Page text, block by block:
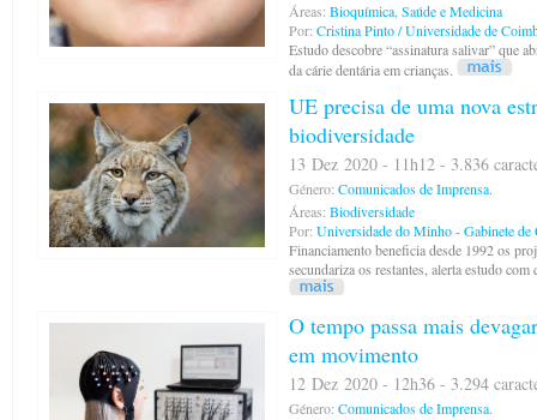
Áreas: Bioquímica Saúde e Medicina
Por: Cristina Pinto / Universidade de
Estudo descobre “assinatura salivar” que
da cárie dentária em crianças.
UE precisa de uma nova
biodiversidade
13 Dez 2020 - 11h12 - 3.836
Género: Comunicados de Imprensa.
Áreas: Biodiversidade
Por: Universidade do Minho - Gabinete de
Financiamento beneficia desde 1992 os
secundariza os restantes, alerta estudo
O tempo passa mais
em movimento
12 Dez 2020 - 12h36 - 3.294
Género: Comunicados de Imprensa.